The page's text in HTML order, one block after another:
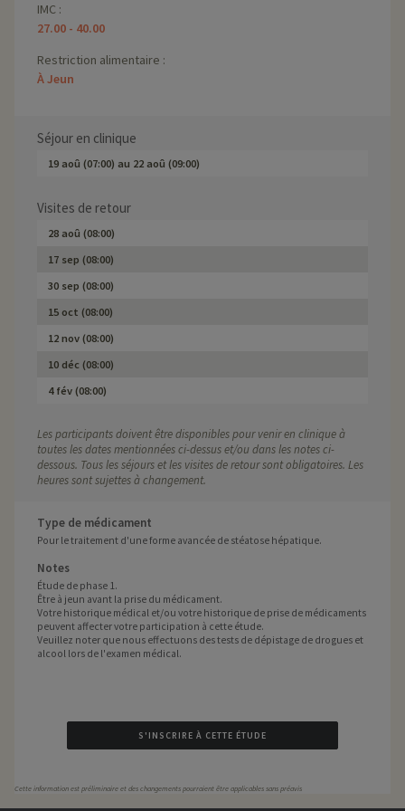
IMC :
27.00 - 40.00
Restriction alimentaire :
À Jeun
Séjour en clinique
19 aoû (07:00) au 22 aoû (09:00)
Visites de retour
28 aoû (08:00)
17 sep (08:00)
30 sep (08:00)
15 oct (08:00)
12 nov (08:00)
10 déc (08:00)
4 fév (08:00)
Les participants doivent être disponibles pour venir en clinique à
toutes les dates mentionnées ci-dessus et/ou dans les notes ci-
dessous. Tous les séjours et les visites de retour sont obligatoires. Les
heures sont sujettes à changement.
Type de médicament
Pour le traitement d'une forme avancée de stéatose hépatique.
Notes
Étude de phase 1.
Être à jeun avant la prise du médicament.
Votre historique médical et/ou votre historique de prise de médicaments
peuvent affecter votre participation à cette étude.
Veuillez noter que nous effectuons des tests de dépistage de drogues et
alcool lors de l'examen médical.
S'INSCRIRE À CETTE ÉTUDE
Cette information est préliminaire et des changements pourraient être applicables sans préavis